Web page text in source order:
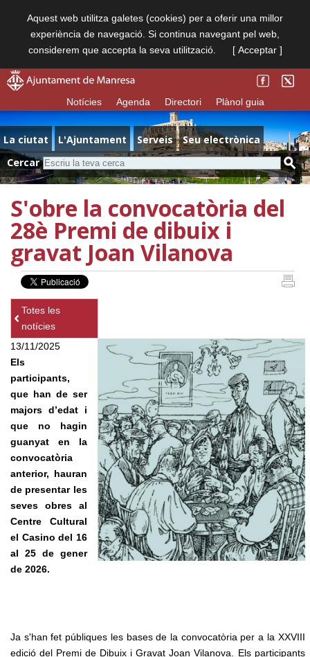
Aquest web utilitza galetes (cookies) per a oferir una millor
experiència de navegació. Si continua navegant pel web,
considerem que accepta la seva utilització.
[ Acceptar ]
Notícies Agenda Directori Plànol guia
La ciutat L'Ajuntament Serveis
Seu electrònica
Cercar
S'obre la convocatòria del
28è Premi de dibuix i
gravat Joan Vilanova
Totes les
notícies
13/11/2025
Els
participants,
que han de ser
majors d’edat i
que no hagin
guanyat en la
convocatòria
anterior, hauran
de presentar les
seves obres al
Centre Cultural
el Casino del 16
al 25 de gener
de 2026.
Ja s'han fet públiques les bases de la convocatòria per a la XXVIII
edició del Premi de Dibuix i Gravat Joan Vilanova. Els participants